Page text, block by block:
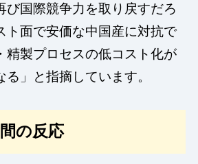
び国際競争力を取り戻すだろ
ト面で安価な中国産に対抗で
精製プロセスの低コスト化が
」と指摘しています。
の反応